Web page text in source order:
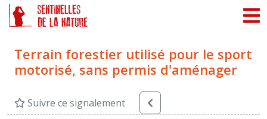
Terrain forestier utilisé pour le sport
motorisé, sans permis d'aménager
Suivre ce signalement
Panneau de gestion des cookies